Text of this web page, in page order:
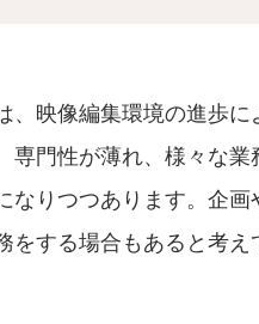
、映像編集環境の進歩
門性が薄れ、様々な業
なりつつあります。企
をする場合もあると考え